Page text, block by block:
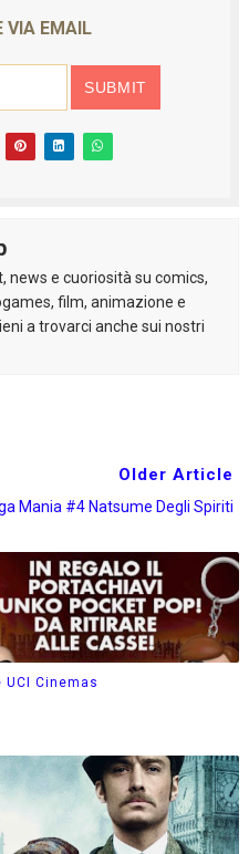
VIA EMAIL
news e cuoriosità su comics,
film, animazione e
a trovarci anche sui nostri
Older Article
Mania #4 Natsume Degli Spiriti
Cinemas